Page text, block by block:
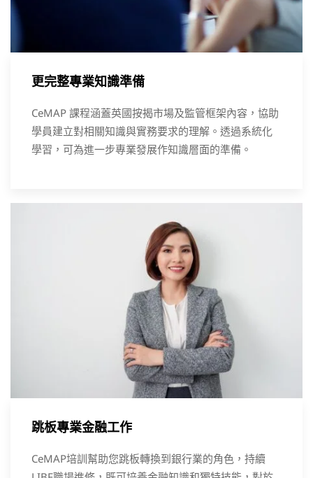
更完整專業知識準備
CeMAP 課程涵蓋英國按揭市場及監管框架內容，協助
學員建立對相關知識與實務要求的理解。透過系統化
學習，可為進一步專業發展作知識層面的準備。
跳板專業金融工作
CeMAP培訓幫助您跳板轉換到銀行業的角色，持續